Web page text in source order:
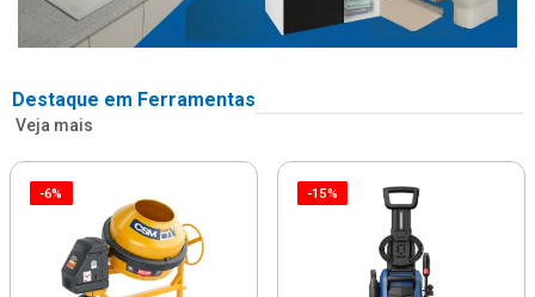
Destaque em Ferramentas
Veja mais
-6% -15%